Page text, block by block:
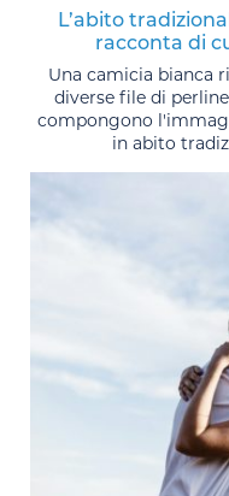
L’abito
racconta di
Una camicia bianca
diverse file di
compongono
in abito